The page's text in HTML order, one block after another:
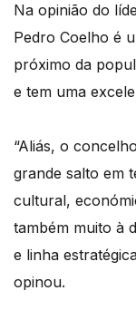
Na opinião do
Pedro Coelho é
próximo da
e tem uma
“Aliás, o
grande salto em
cultural,
também muito à
e linha
opinou.